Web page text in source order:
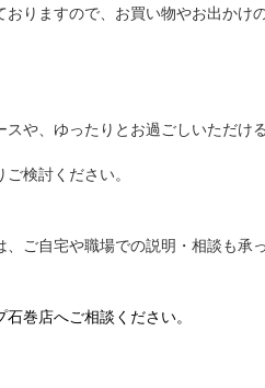
おりますので、お買い物やお出かけ
スや、ゆったりとお過ごしいただ
検討ください。
、ご自宅や職場での説明・相談も承
巻店へご相談ください。